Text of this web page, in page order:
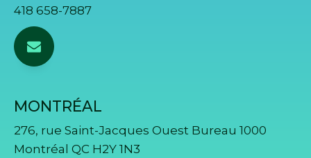
418 658-7887
MONTRÉAL
276, rue Saint-Jacques Ouest Bureau 1000
Montréal QC H2Y 1N3